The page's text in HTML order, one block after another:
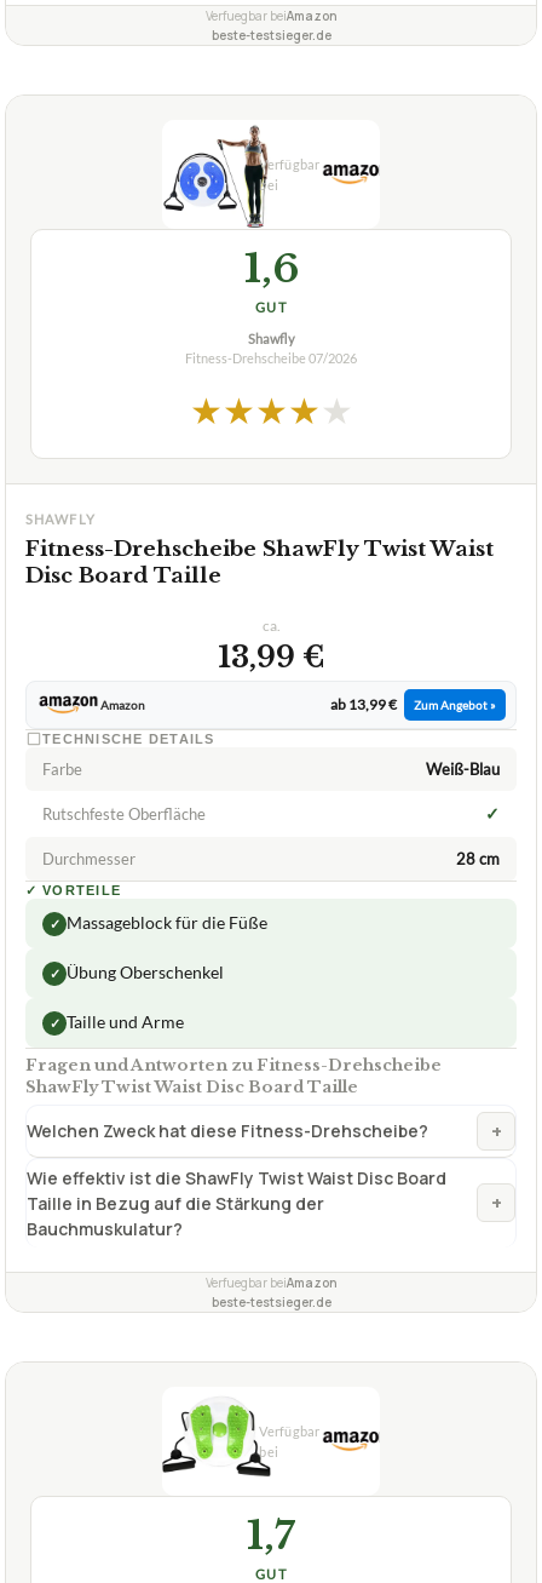
Verfuegbar beiAmazon
beste-testsieger.de
1,6
GUT
Shawfly
Fitness-Drehscheibe 07/2026
★★★★★
SHAWFLY
Fitness-Drehscheibe ShawFly Twist Waist
Disc Board Taille
ca.
13,99 €
Amazon ab 13,99 € Zum Angebot »
TECHNISCHE DETAILS
Farbe Weiß-Blau
Rutschfeste Oberfläche ✓
Durchmesser 28 cm
✓ VORTEILE
✓ Massageblock für die Füße
✓ Übung Oberschenkel
✓ Taille und Arme
Fragen und Antworten zu Fitness-Drehscheibe
ShawFly Twist Waist Disc Board Taille
Welchen Zweck hat diese Fitness-Drehscheibe? +
Wie effektiv ist die ShawFly Twist Waist Disc Board
Taille in Bezug auf die Stärkung der
Bauchmuskulatur?
+
Verfuegbar beiAmazon
beste-testsieger.de
1,7
GUT